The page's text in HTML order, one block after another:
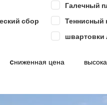
Галечный
сбор Теннисный
швартовки
cниженная цена